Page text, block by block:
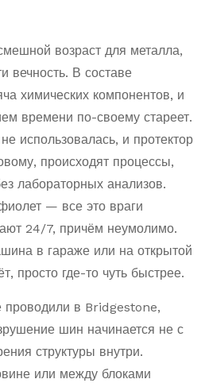
возраст для металла,
вечность. В составе
химических компонентов, и
времени по-своему стареет.
использовалась, и протектор
происходят процессы,
лабораторных анализов.
— все это враги
24/7, причём неумолимо.
в гараже или на открытой
просто где-то чуть быстрее.
проводили в Bridgestone,
шин начинается не с
структуры внутри.
или между блоками